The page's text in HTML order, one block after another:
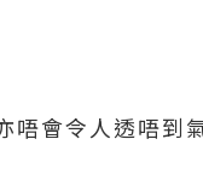
唔會令人透唔到